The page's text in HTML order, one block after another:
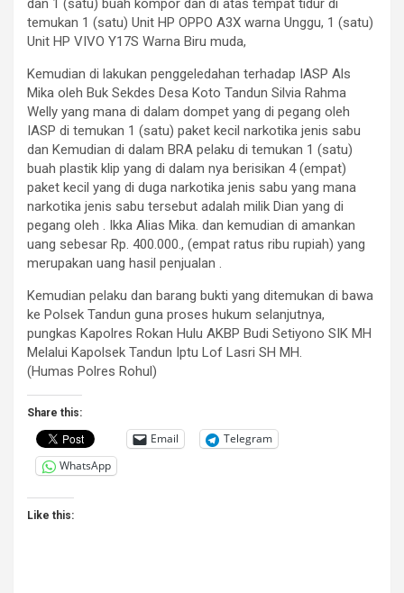
dan 1 (satu) buah kompor dan di atas tempat tidur di
temukan 1 (satu) Unit HP OPPO A3X warna Unggu, 1 (satu)
Unit HP VIVO Y17S Warna Biru muda,
Kemudian di lakukan penggeledahan terhadap IASP Als
Mika oleh Buk Sekdes Desa Koto Tandun Silvia Rahma
Welly yang mana di dalam dompet yang di pegang oleh
IASP di temukan 1 (satu) paket kecil narkotika jenis sabu
dan Kemudian di dalam BRA pelaku di temukan 1 (satu)
buah plastik klip yang di dalam nya berisikan 4 (empat)
paket kecil yang di duga narkotika jenis sabu yang mana
narkotika jenis sabu tersebut adalah milik Dian yang di
pegang oleh . Ikka Alias Mika. dan kemudian di amankan
uang sebesar Rp. 400.000., (empat ratus ribu rupiah) yang
merupakan uang hasil penjualan .
Kemudian pelaku dan barang bukti yang ditemukan di bawa
ke Polsek Tandun guna proses hukum selanjutnya,
pungkas Kapolres Rokan Hulu AKBP Budi Setiyono SIK MH
Melalui Kapolsek Tandun Iptu Lof Lasri SH MH.
(Humas Polres Rohul)
Share this:
Email
Telegram
WhatsApp
Like this: